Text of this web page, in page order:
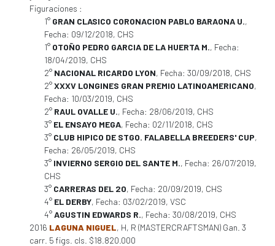
Figuraciones :
1° GRAN CLASICO CORONACION PABLO BARAONA U.,
Fecha: 09/12/2018, CHS
1° OTOÑO PEDRO GARCIA DE LA HUERTA M., Fecha:
18/04/2019, CHS
2° NACIONAL RICARDO LYON, Fecha: 30/09/2018, CHS
2°XXXV LONGINES GRAN PREMIO LATINOAMERICANO,
Fecha: 10/03/2019, CHS
2° RAUL OVALLE U., Fecha: 28/06/2019, CHS
3° EL ENSAYO MEGA, Fecha: 02/11/2018, CHS
3° CLUB HIPICO DE STGO. FALABELLA BREEDERS' CUP,
Fecha: 26/05/2019, CHS
3° INVIERNO SERGIO DEL SANTE M., Fecha: 26/07/2019,
CHS
3° CARRERAS DEL 20, Fecha: 20/09/2019, CHS
4° EL DERBY, Fecha: 03/02/2019, VSC
4°AGUSTIN EDWARDS R., Fecha: 30/08/2019, CHS
2016 LAGUNA NIGUEL, H, R (MASTERCRAFTSMAN) Gan. 3
carr. 5 figs. cls. $18.820.000